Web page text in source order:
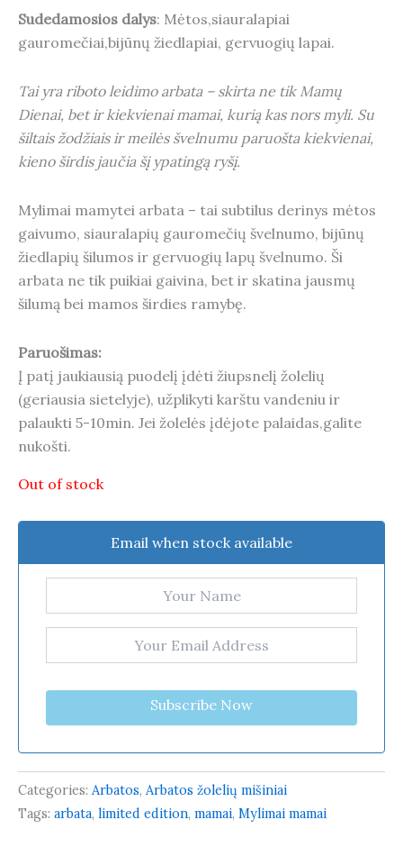
Sudedamosios dalys: Mėtos,siauralapiai
gauromečiai,bijūnų žiedlapiai, gervuogių lapai.
Tai yra riboto leidimo arbata – skirta ne tik Mamų
Dienai, bet ir kiekvienai mamai, kurią kas nors myli. Su
šiltais žodžiais ir meilės švelnumu paruošta kiekvienai,
kieno širdis jaučia šį ypatingą ryšį.
Mylimai mamytei arbata – tai subtilus derinys mėtos
gaivumo, siauralapių gauromečių švelnumo, bijūnų
žiedlapių šilumos ir gervuogių lapų švelnumo. Ši
arbata ne tik puikiai gaivina, bet ir skatina jausmų
šilumą bei mamos širdies ramybę.
Paruošimas:
Į patį jaukiausią puodelį įdėti žiupsnelį žolelių
(geriausia sietelyje), užplikyti karštu vandeniu ir
palaukti 5-10min. Jei žolelės įdėjote palaidas,galite
nukošti.
Out of stock
Email when stock available
Subscribe Now
Categories: Arbatos, Arbatos žolelių mišiniai
Tags: arbata, limited edition, mamai, Mylimai mamai